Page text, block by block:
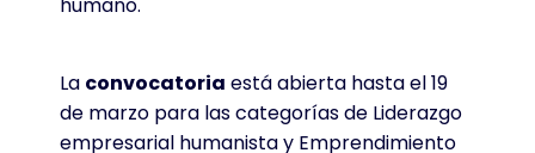
La convocatoria está abierta hasta el 19
de marzo para las categorías de Liderazgo
empresarial humanista y Emprendimiento